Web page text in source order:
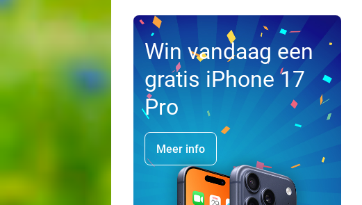
Win vandaag een
gratis iPhone 17
Pro
Meer info